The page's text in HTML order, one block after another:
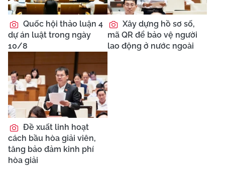
Quốc hội thảo luận 4
dự án luật trong ngày
10/8
Xây dựng hồ sơ số,
mã QR để bảo vệ người
lao động ở nước ngoài
Đề xuất linh hoạt
cách bầu hòa giải viên,
tăng bảo đảm kinh phí
hòa giải